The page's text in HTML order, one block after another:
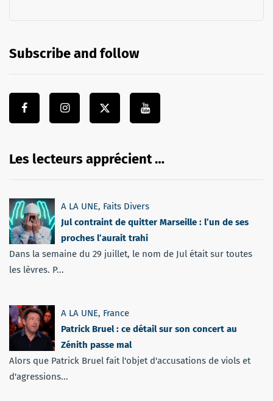
Subscribe and follow
Les lecteurs apprécient …
A LA UNE, Faits Divers
Jul contraint de quitter Marseille : l’un de ses
proches l’aurait trahi
Dans la semaine du 29 juillet, le nom de Jul était sur toutes
les lèvres. P...
A LA UNE, France
Patrick Bruel : ce détail sur son concert au
Zénith passe mal
Alors que Patrick Bruel fait l'objet d'accusations de viols et
d'agressions...